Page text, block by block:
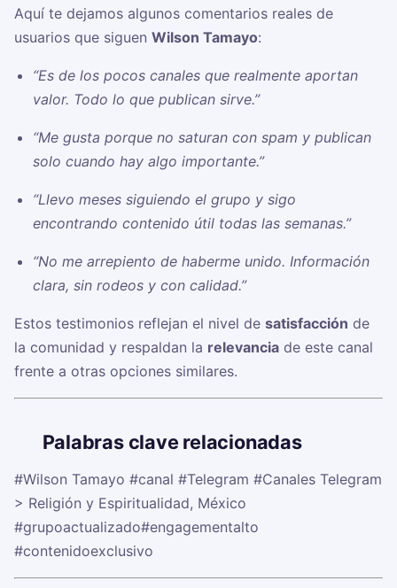
Aquí te dejamos algunos comentarios reales de
usuarios que siguen Wilson Tamayo:
“Es de los pocos canales que realmente aportan
valor. Todo lo que publican sirve.”
“Me gusta porque no saturan con spam y publican
solo cuando hay algo importante.”
“Llevo meses siguiendo el grupo y sigo
encontrando contenido útil todas las semanas.”
“No me arrepiento de haberme unido. Información
clara, sin rodeos y con calidad.”
Estos testimonios reflejan el nivel de satisfacción de
la comunidad y respaldan la relevancia de este canal
frente a otras opciones similares.
Palabras clave relacionadas
#Wilson Tamayo #canal #Telegram #Canales Telegram
> Religión y Espiritualidad, México
#grupoactualizado#engagementalto
#contenidoexclusivo